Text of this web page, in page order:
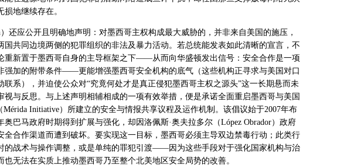
地继续存在。
）还应公开且明确地声明：对墨西哥主权构成最大威胁的，并非来自美国的施压，
国共同边境两侧的犯罪组织的非法及暴力活动。若总统能发表如此清晰的宣言，不
重新置于墨西哥自身的主导框架之下——从而向华盛顿发出信号：安全合作是一项
强加的附带条件——更能增强墨西哥安全机构的底气（这些机构正寻求与美国对口
联系），并迫使公众对“究竟何处才是真正侵犯墨西哥主权之源头”这一长期悬而未
视与反思。与上述声明相辅相成的一项有效举措，便是承诺全面重启墨西哥与美国
Mérida Initiative）所建立的安全与情报共享议程及运作机制。该倡议始于2007年布
奥巴马政府时期得到扩展与强化，却因洛佩斯·奥夫拉多尔（López Obrador）政府
全合作渠道而遭到破坏。要实现这一目标，墨西哥必须主导双边禁毒行动；此类行
的战术与操作调整，或是单纯的罪犯引渡——因为这些手段对于强化国家机构与治
也无法在实质上推动墨西哥乃至整个北美地区安全局势的改善。